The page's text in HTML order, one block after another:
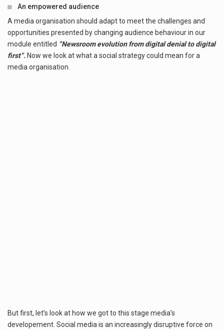
An empowered audience
A media organisation should adapt to meet the challenges and
opportunities presented by changing audience behaviour in our
module entitled “Newsroom evolution from digital denial to digital
first”. Now we look at what a social strategy could mean for a
media organisation.
But first, let’s look at how we got to this stage media’s
developement. Social media is an increasingly disruptive force on